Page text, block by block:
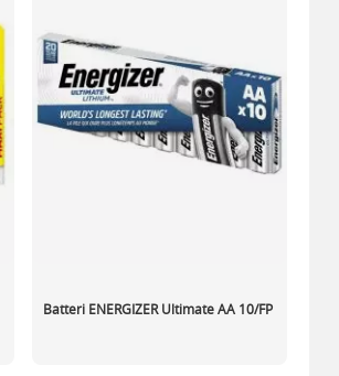
Batteri ENERGIZER Ultimate AA 10/FP